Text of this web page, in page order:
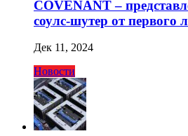
COVENANT –
соулс-шутер от первого
Дек 11, 2024
Новости